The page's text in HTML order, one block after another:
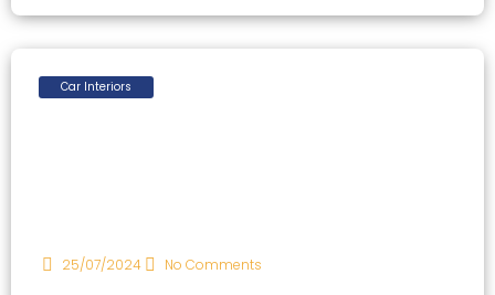
Car Interiors
25/07/2024 No Comments